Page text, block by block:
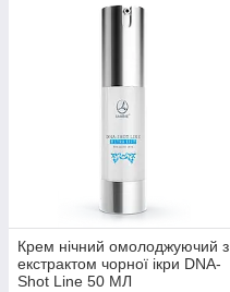
Крем нічний омолоджуючий з
екстрактом чорної ікри DNA-
Shot Line 50 МЛ